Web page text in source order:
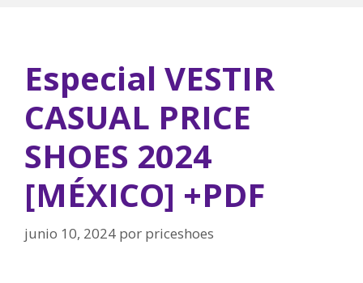
Especial VESTIR
CASUAL PRICE
SHOES 2024
[MÉXICO] +PDF
junio 10, 2024 por priceshoes